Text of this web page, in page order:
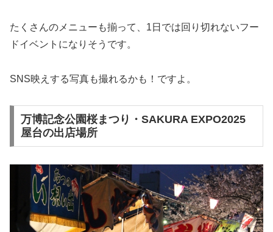
たくさんのメニューも揃って、1日では回り切れないフー
ドイベントになりそうです。
SNS映えする写真も撮れるかも！ですよ。
万博記念公園桜まつり・SAKURA EXPO2025
屋台の出店場所